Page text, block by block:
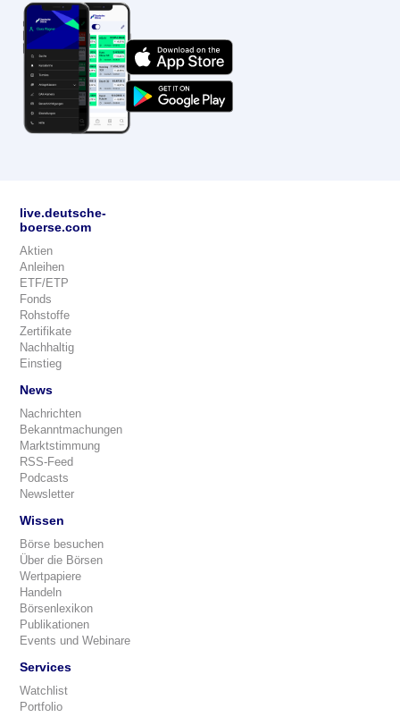
live.deutsche-
boerse.com
Aktien
Anleihen
ETF/ETP
Fonds
Rohstoffe
Zertifikate
Nachhaltig
Einstieg
News
Nachrichten
Bekanntmachungen
Marktstimmung
RSS-Feed
Podcasts
Newsletter
Wissen
Börse besuchen
Über die Börsen
Wertpapiere
Handeln
Börsenlexikon
Publikationen
Events und Webinare
Services
Watchlist
Portfolio